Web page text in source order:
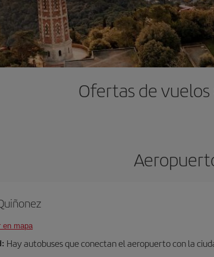
Ofertas de
en mapa
Hay autobuses que conectan el aeropuerto con la